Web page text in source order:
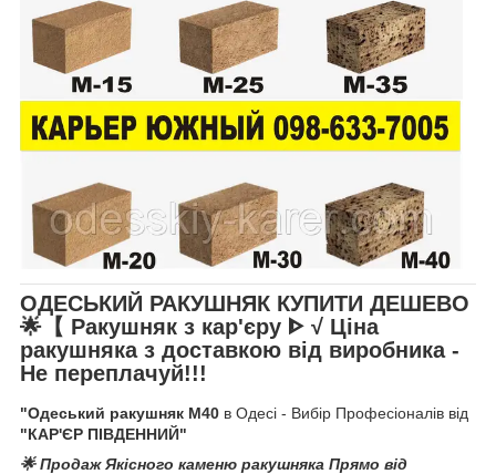
ОДЕСЬКИЙ РАКУШНЯК КУПИТИ ДЕШЕВО
🌟【 Ракушняк з кар'єру ᐈ √ Ціна
ракушняказ доставкою від виробника -
Не переплачуй!!!
"Одеський ракушняк М40 в Одесі - Вибір Професіоналів від
"КАР'ЄР ПІВДЕННИЙ"
🌟 Продаж Якісного каменю ракушняка Прямо від